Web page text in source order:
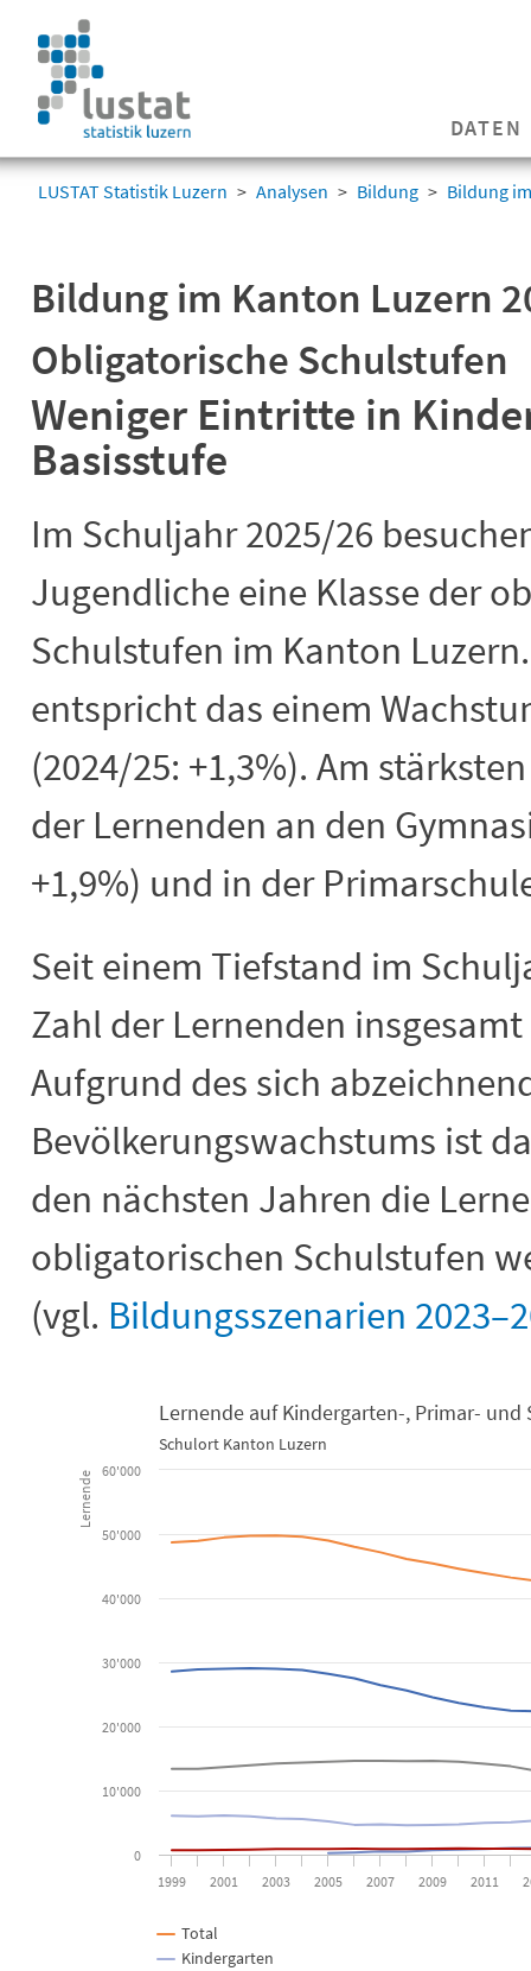
DATEN
LUSTAT Statistik Luzern Analysen Bildung Bildung
Bildung im Kanton Luzern
Obligatorische Schulstufen
Weniger Eintritte in
Basisstufe
Im Schuljahr 2025/26
Jugendliche eine Klasse der
Schulstufen im Kanton
entspricht das einem
(2024/25: +1,3%). Am
der Lernenden an den
+1,9%) und in der
Seit einem Tiefstand im
Zahl der Lernenden
Aufgrund des sich
Bevölkerungswachstums ist
den nächsten Jahren die
obligatorischen Schulstufen
(vgl. Bildungsszenarien
Lernende auf Kindergarten-,
Line chart with 6 lines.
Schulort Kanton Luzern
View as data table, Lernende auf Kindergarten-, Primar- und
The chart has 1 X axis displaying categories.
Lernende
Lernende auf Kindergarten-, Primar-
Schulort Kanton Luzern
Total
Kindergarten
1999 2001 2003 2005 2007 2009 2011
0
10'000
20'000
30'000
40'000
50'000
60'000